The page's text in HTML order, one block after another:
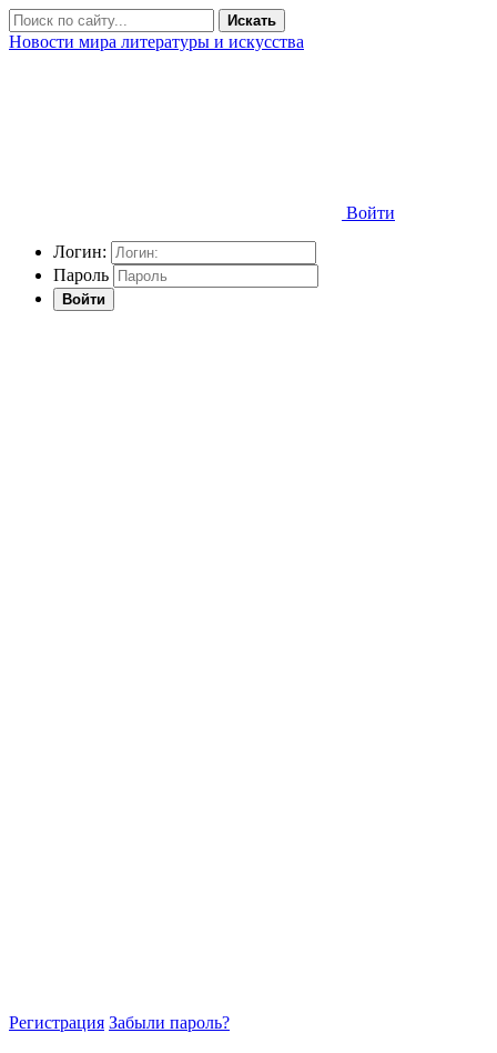
Искать
Новости мира литературы и искусства
Войти
Логин:
Пароль
Войти
Регистрация Забыли пароль?